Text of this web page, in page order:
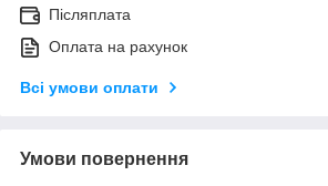
Післяплата
Оплата на рахунок
Всі умови оплати
Умови повернення